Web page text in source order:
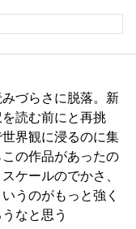
づらさに脱落。新
読む前にと再挑
界観に浸るのに集
の作品があったの
ケールのでかさ、
うのがもっと強く
なと思う